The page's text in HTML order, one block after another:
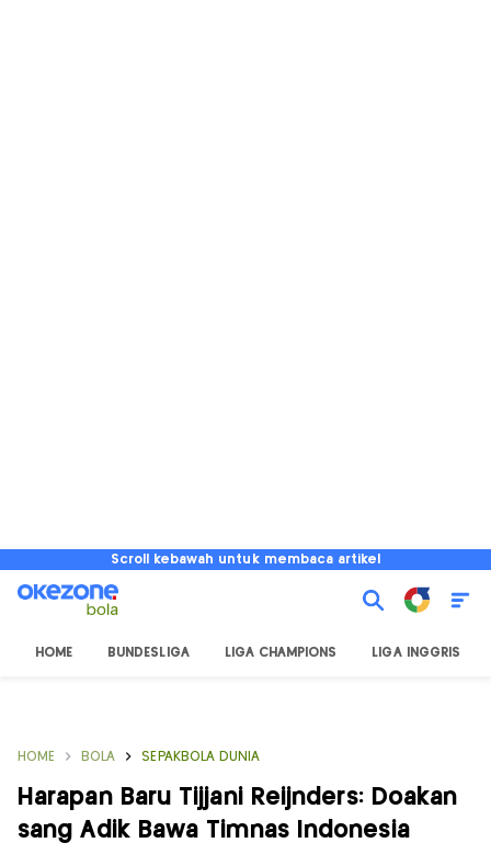
Scroll kebawah untuk membaca artikel
HOME BUNDESLIGA LIGA CHAMPIONS LIGA INGGRIS
HOME BOLA SEPAKBOLA DUNIA
Harapan Baru Tijjani Reijnders: Doakan
sang Adik Bawa Timnas Indonesia